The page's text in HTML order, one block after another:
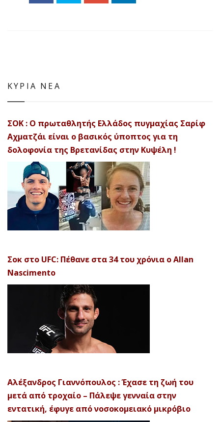
ΚΥΡΙΑ ΝΕΑ
ΣΟΚ : Ο πρωταθλητής Ελλάδος πυγμαχίας Σαρίφ
Αχματζάι είναι ο βασικός ύποπτος για τη
δολοφονία της Βρετανίδας στην Κυψέλη !
Σοκ στο UFC: Πέθανε στα 34 του χρόνια ο Allan
Nascimento
Αλέξανδρος Γιαννόπουλος : Έχασε τη ζωή του
μετά από τροχαίο – Πάλεψε γενναία στην
εντατική, έφυγε από νοσοκομειακό μικρόβιο